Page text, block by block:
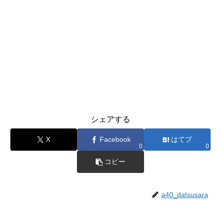
シェアする
X Facebook
0
はてブ
0
コピー
a40_datsusara